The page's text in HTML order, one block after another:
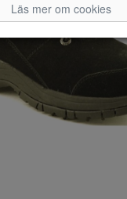
Läs mer om cookies